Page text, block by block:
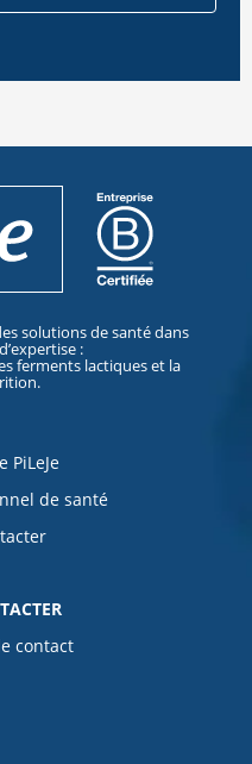
solutions de santé dans
:
ferments lactiques et la
PiLeJe
de santé
contact